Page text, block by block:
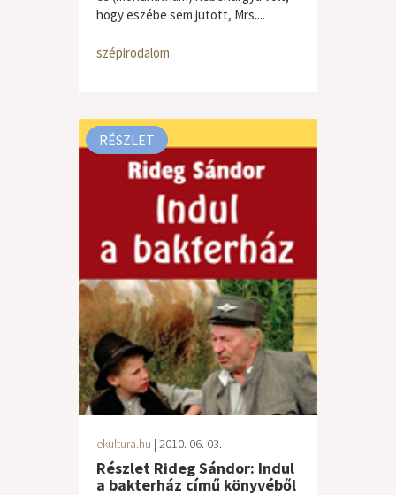
hogy eszébe sem jutott, Mrs....
szépirodalom
RÉSZLET
ekultura.hu | 2010. 06. 03.
Részlet Rideg Sándor: Indul
a bakterház című könyvéből